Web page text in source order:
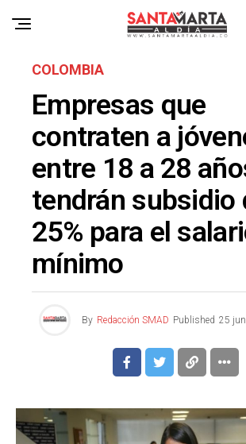
COLOMBIA
Empresas que
contraten a
entre 18 a 28
tendrán subsidio
25% para el
mínimo
By Redacción SMAD Published 25